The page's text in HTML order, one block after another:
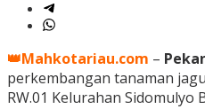
👑Mahkotariau.com –
perkembangan tanaman
RW.01 Kelurahan Sidomulyo